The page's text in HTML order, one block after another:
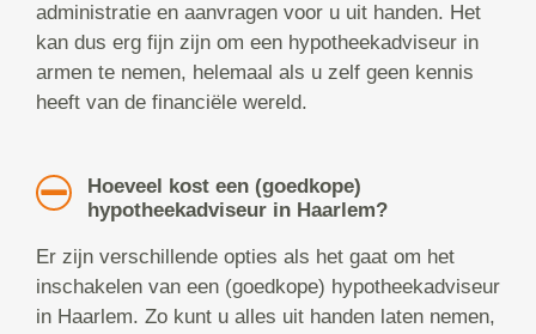
administratie en aanvragen voor u uit handen. Het
kan dus erg fijn zijn om een hypotheekadviseur in
armen te nemen, helemaal als u zelf geen kennis
heeft van de financiële wereld.
Hoeveel kost een (goedkope)
hypotheekadviseur in Haarlem?
Er zijn verschillende opties als het gaat om het
inschakelen van een (goedkope) hypotheekadviseur
in Haarlem. Zo kunt u alles uit handen laten nemen,